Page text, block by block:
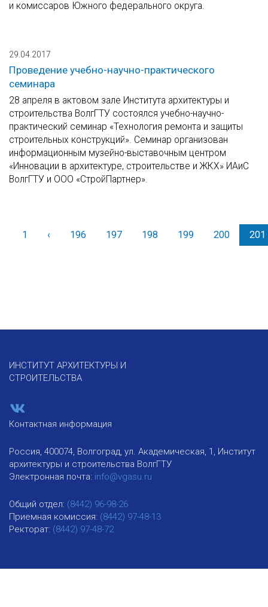
и комиссаров Южного федерального округа.
29.04.2017
Проведение учебно-научно-практического
семинара
28 апреля в актовом зале Института архитектуры и
строительства ВолгГТУ состоялся учебно-научно-
практический семинар «Технология ремонта и защиты
строительных конструкций». Семинар организован
информационным музейно-выставочным центром
«Инновации в архитектуре, строительстве и ЖКХ» ИАиС
ВолгГТУ и ООО «СтройПартнер».
1 ‹Назад196 197 198 199 200 201
ИНСТИТУТ АРХИТЕКТУРЫ И
СТРОИТЕЛЬСТВА
Контактная информация
Россия, 400074, Волгоград, ул. Академическая, 1, Институт
архитектуры и строительства ВолгГТУ
Электронная почта: info@vgasu.ru
Общий отдел: (8442) 96-98-26
Приемная комиссия: (8442) 97-48-13
Ректорат: (8442) 97-48-72